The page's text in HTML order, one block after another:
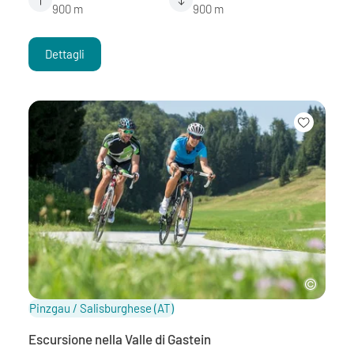
900 m
900 m
Dettagli
Pinzgau / Salisburghese (AT)
Escursione nella Valle di Gastein